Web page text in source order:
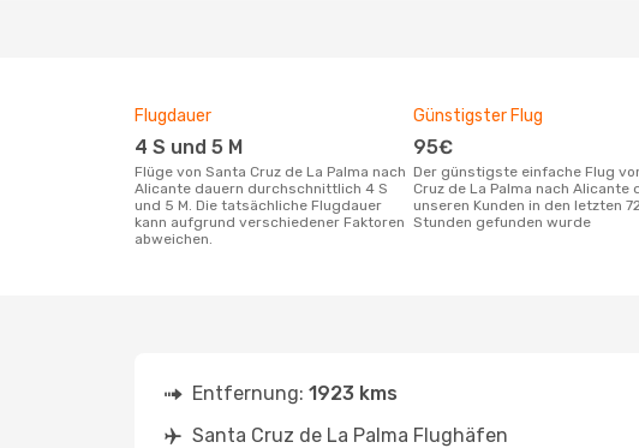
Flugdauer
4 S und 5 M
Flüge von Santa Cruz de La Palma nach
Alicante dauern durchschnittlich 4 S
und 5 M. Die tatsächliche Flugdauer
kann aufgrund verschiedener Faktoren
abweichen.
Günstigster Flug
95€
Der günstigste einfache Flug von Santa
Cruz de La Palma nach Alicante
unseren Kunden in den letzten
Stunden gefunden wurde
Entfernung: 1923 kms
Santa Cruz de La Palma Flughäfen